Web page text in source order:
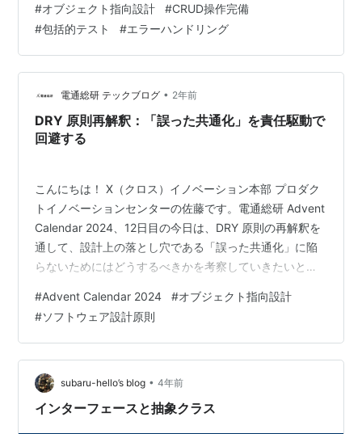
#オブジェクト指向設計 #CRUD操作完備
#包括的テスト #エラーハンドリング
電通総研 テックブログ • 2年前
DRY 原則再解釈：「誤った共通化」を責任駆動で
回避する
こんにちは！ X（クロス）イノベーション本部 プロダク
トイノベーションセンターの佐藤です。電通総研 Advent
Calendar 2024、12日目の今日は、DRY 原則の再解釈を
通して、設計上の落とし穴である「誤った共通化」に陥
らないためにはどうするべきかを考察していきたいと思
方から鍛え抜かれた達人プログラマーまで、幅広い方々
に気づきを提供できるような内容を目指しました。 初学
者の方は手元に参考書を、達人の方はくつろぎのコーヒ
ーを携えながら、気軽にお読みいただければ幸いです。
DRY SRP 再び、DRY 誤った共通化 DRY をコードで…
#Advent Calendar 2024 #オブジェクト指向設計
#ソフトウェア設計原則
subaru-hello’s blog • 4年前
インターフェースと抽象クラス